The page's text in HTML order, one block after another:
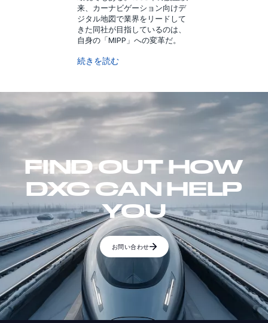
来、カーナビゲーション向けデ
ジタル地図で業界をリードして
きた同社が目指しているのは、
自身の「MIPP」への変革だ。
続きを読む
FIND OUT HOW
DXC CAN HELP
YOU
お問い合わせ